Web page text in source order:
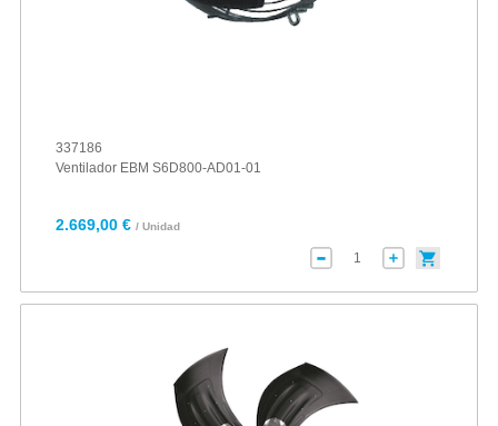
337186
Ventilador EBM S6D800-AD01-01
2.669,00 € / Unidad